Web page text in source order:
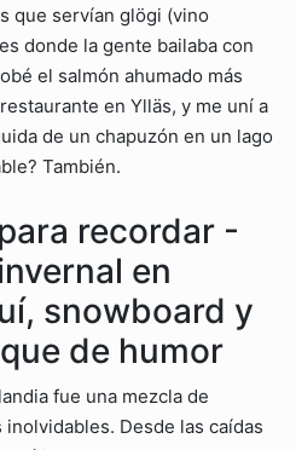
que servían glögi (vino
donde la gente bailaba con
el salmón ahumado más
en Ylläs, y me uní a
de un chapuzón en un lago
También.
recordar -
en
snowboard y
de humor
fue una mezcla de
Desde las caídas